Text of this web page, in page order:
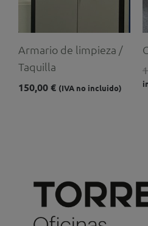
Armario de limpieza /
Taquilla
150,00€ (IVA no incluido)